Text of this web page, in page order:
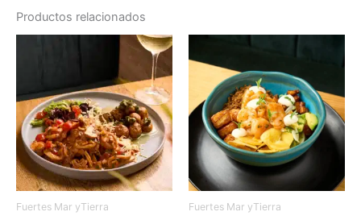
Productos relacionados
Fuertes Mar yTierra Fuertes Mar yTierra